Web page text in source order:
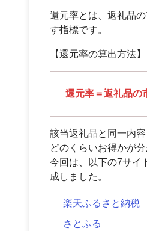
還元率とは、返礼品
す指標です。
【還元率の算出方法】
還元率＝返礼品の
該当返礼品と同一内
どのくらいお得かが
今回は、以下の7サイ
成しました。
楽天ふるさと納税
さとふる